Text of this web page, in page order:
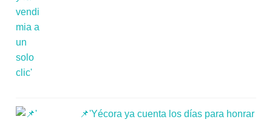
📌'Yécora ya cuenta los días para honrar